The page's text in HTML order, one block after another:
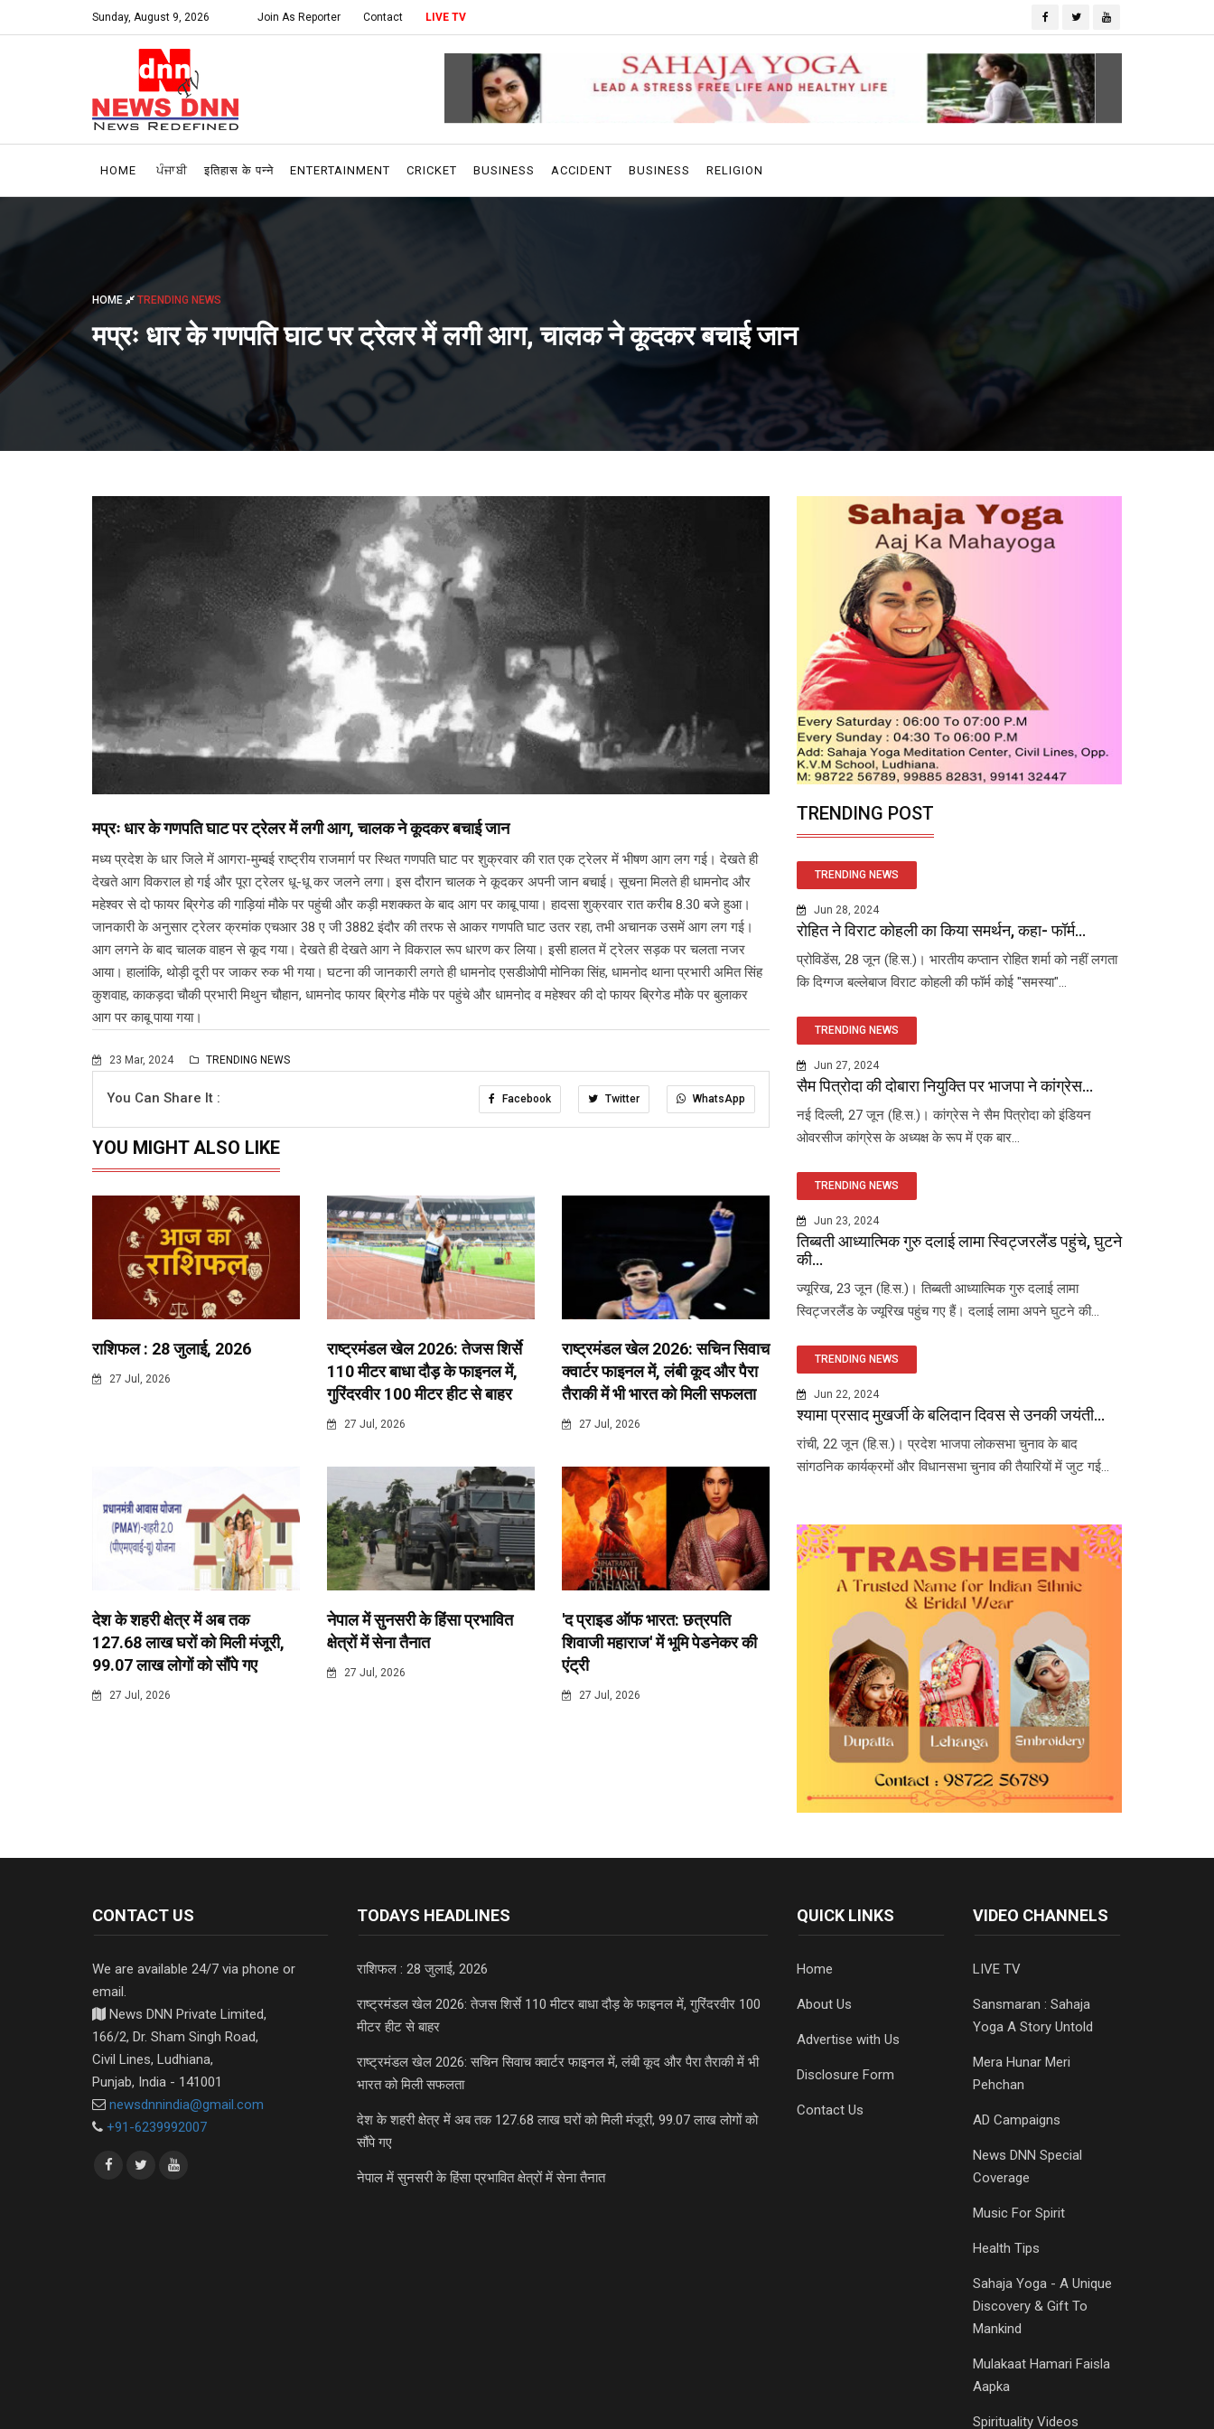
Sunday, August 9, 2026 Join As Reporter Contact LIVE TV
HOME ਪੰਜਾਬੀ इतिहास के पन्ने ENTERTAINMENT CRICKET BUSINESS ACCIDENT BUSINESS RELIGION
HOME TRENDING NEWS
मप्रः धार के गणपति घाट पर ट्रेलर में लगी आग, चालक ने कूदकर बचाई जान
मप्रः धार के गणपति घाट पर ट्रेलर में लगी आग, चालक ने कूदकर बचाई जान
मध्य प्रदेश के धार जिले में आगरा-मुम्बई राष्ट्रीय राजमार्ग पर स्थित गणपति घाट पर शुक्रवार की रात एक ट्रेलर में भीषण आग लग गई। देखते ही
देखते आग विकराल हो गई और पूरा ट्रेलर धू-धू कर जलने लगा। इस दौरान चालक ने कूदकर अपनी जान बचाई। सूचना मिलते ही धामनोद और
महेश्वर से दो फायर ब्रिगेड की गाड़ियां मौके पर पहुंची और कड़ी मशक्कत के बाद आग पर काबू पाया। हादसा शुक्रवार रात करीब 8.30 बजे हुआ।
जानकारी के अनुसार ट्रेलर क्रमांक एचआर 38 ए जी 3882 इंदौर की तरफ से आकर गणपति घाट उतर रहा, तभी अचानक उसमें आग लग गई।
आग लगने के बाद चालक वाहन से कूद गया। देखते ही देखते आग ने विकराल रूप धारण कर लिया। इसी हालत में ट्रेलर सड़क पर चलता नजर
आया। हालांकि, थोड़ी दूरी पर जाकर रुक भी गया। घटना की जानकारी लगते ही धामनोद एसडीओपी मोनिका सिंह, धामनोद थाना प्रभारी अमित सिंह
कुशवाह, काकड़दा चौकी प्रभारी मिथुन चौहान, धामनोद फायर ब्रिगेड मौके पर पहुंचे और धामनोद व महेश्वर की दो फायर ब्रिगेड मौके पर बुलाकर
आग पर काबू पाया गया।
23 Mar, 2024 TRENDING NEWS
You Can Share It : Facebook Twitter WhatsApp
YOU MIGHT ALSO LIKE
राशिफल : 28 जुलाई, 2026
27 Jul, 2026
राष्ट्रमंडल खेल 2026: तेजस शिर्से
110 मीटर बाधा दौड़ के फाइनल में,
गुरिंदरवीर 100 मीटर हीट से बाहर
27 Jul, 2026
राष्ट्रमंडल खेल 2026: सचिन सिवाच
क्वार्टर फाइनल में, लंबी कूद और पैरा
तैराकी में भी भारत को मिली सफलता
27 Jul, 2026
देश के शहरी क्षेत्र में अब तक
127.68 लाख घरों को मिली मंजूरी,
99.07 लाख लोगों को सौंपे गए
27 Jul, 2026
नेपाल में सुनसरी के हिंसा प्रभावित
क्षेत्रों में सेना तैनात
27 Jul, 2026
'द प्राइड ऑफ भारत: छत्रपति
शिवाजी महाराज' में भूमि पेडनेकर की
एंट्री
27 Jul, 2026
TRENDING POST
TRENDING NEWS
Jun 28, 2024
रोहित ने विराट कोहली का किया समर्थन, कहा- फॉर्म...
प्रोविडेंस, 28 जून (हि.स.)। भारतीय कप्तान रोहित शर्मा को नहीं लगता
कि दिग्गज बल्लेबाज विराट कोहली की फॉर्म कोई "समस्या"...
TRENDING NEWS
Jun 27, 2024
सैम पित्रोदा की दोबारा नियुक्ति पर भाजपा ने कांग्रेस...
नई दिल्ली, 27 जून (हि.स.)। कांग्रेस ने सैम पित्रोदा को इंडियन
ओवरसीज कांग्रेस के अध्यक्ष के रूप में एक बार...
TRENDING NEWS
Jun 23, 2024
तिब्बती आध्यात्मिक गुरु दलाई लामा स्विट्जरलैंड पहुंचे, घुटने
की...
ज्यूरिख, 23 जून (हि.स.)। तिब्बती आध्यात्मिक गुरु दलाई लामा
स्विट्जरलैंड के ज्यूरिख पहुंच गए हैं। दलाई लामा अपने घुटने की...
TRENDING NEWS
Jun 22, 2024
श्यामा प्रसाद मुखर्जी के बलिदान दिवस से उनकी जयंती...
रांची, 22 जून (हि.स.)। प्रदेश भाजपा लोकसभा चुनाव के बाद
सांगठनिक कार्यक्रमों और विधानसभा चुनाव की तैयारियों में जुट गई...
CONTACT US
We are available 24/7 via phone or
email.
News DNN Private Limited,
166/2, Dr. Sham Singh Road,
Civil Lines, Ludhiana,
Punjab, India - 141001
newsdnnindia@gmail.com
+91-6239992007
TODAYS HEADLINES
राशिफल : 28 जुलाई, 2026
राष्ट्रमंडल खेल 2026: तेजस शिर्से 110 मीटर बाधा दौड़ के फाइनल में, गुरिंदरवीर 100
मीटर हीट से बाहर
राष्ट्रमंडल खेल 2026: सचिन सिवाच क्वार्टर फाइनल में, लंबी कूद और पैरा तैराकी में भी
भारत को मिली सफलता
देश के शहरी क्षेत्र में अब तक 127.68 लाख घरों को मिली मंजूरी, 99.07 लाख लोगों को
सौंपे गए
नेपाल में सुनसरी के हिंसा प्रभावित क्षेत्रों में सेना तैनात
QUICK LINKS
Home
About Us
Advertise with Us
Disclosure Form
Contact Us
VIDEO CHANNELS
LIVE TV
Sansmaran : Sahaja
Yoga A Story Untold
Mera Hunar Meri
Pehchan
AD Campaigns
News DNN Special
Coverage
Music For Spirit
Health Tips
Sahaja Yoga - A Unique
Discovery & Gift To
Mankind
Mulakaat Hamari Faisla
Aapka
Spirituality Videos